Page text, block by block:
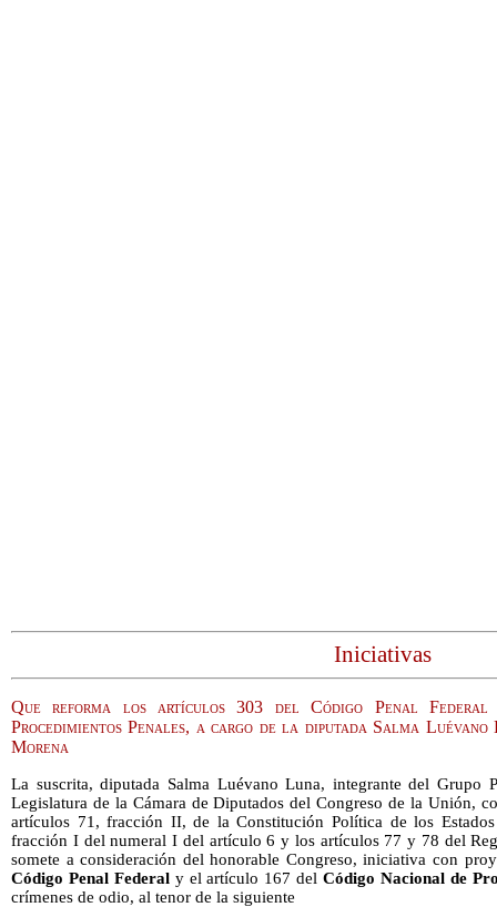
Iniciativas
Que reforma los artículos 303 del Código Penal
Procedimientos Penales, a cargo de la diputada Salma
Morena
La suscrita, diputada Salma Luévano Luna, integrante del Grupo
Legislatura de la Cámara de Diputados del Congreso de la Unión,
artículos 71, fracción II, de la Constitución Política de los
fracción I del numeral I del artículo 6 y los artículos 77 y 78 del
somete a consideración del honorable Congreso, iniciativa con
Código Penal Federal y el artículo 167 del Código Nacional de
crímenes de odio, al tenor de la siguiente